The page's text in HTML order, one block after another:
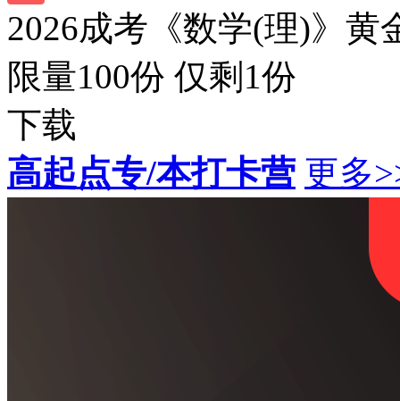
2026成考《数学(理)》黄
限量100份 仅剩 1份
下载
高起点专/本打卡营 更多